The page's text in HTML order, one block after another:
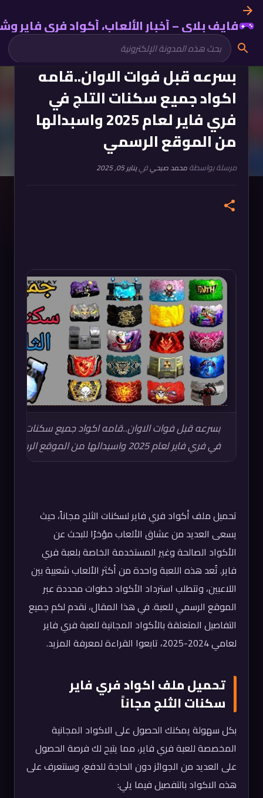
التخطي إلى المحتوى الرئيسي
فايف بلاي – أخبار الألعاب، أكواد فري فاير
بسرعه قبل فوات الاوان..قامه
اكواد جميع سكنات التلج في
فري فاير لعام 2025 واسبدالها
من الموقع الرسمي
مرسلة بواسطةمحمد صبحيفييناير 05, 2025
بسرعه قبل فوات الاوان..قامه اكواد جميع سكنات التلج
في فري فاير لعام 2025 واسبدالها من الموقع الرسمي
تحميل ملف أكواد فري فاير لسكنات الثلج مجاناً، حيث
يسعى العديد من عشاق الألعاب مؤخرًا للبحث عن
الأكواد الصالحة وغير المستخدمة الخاصة بلعبة فري
فاير. تُعد هذه اللعبة واحدة من أكثر الألعاب شعبية بين
اللاعبين، وتتطلب استرداد الأكواد خطوات محددة عبر
الموقع الرسمي للعبة. في هذا المقال، نقدم لكم جميع
التفاصيل المتعلقة بالأكواد المجانية للعبة فري فاير
لعامي 2024-2025، تابعوا القراءة لمعرفة المزيد.
تحميل ملف اكواد فري فاير
سكنات الثلج مجاناً
بكل سهولة يمكنك الحصول على الاكواد المجانية
المخصصة للعبة فري فاير، مما يتيح لك فرصة الحصول
على العديد من الجوائز دون الحاجة للدفع، وسنتعرف على
هذه الاكواد بالتفصيل فيما يلي: